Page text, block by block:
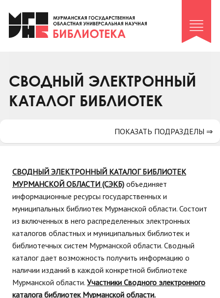
Клуб «Гиря и сельдерей»
Клуб «Семейный архив»
Коллегам
Контакты
СВОДНЫЙ ЭЛЕКТРОННЫЙ
КАТАЛОГ БИБЛИОТЕК
СВОДНЫЙ ЭЛЕКТРОННЫЙ КАТАЛОГ БИБЛИОТЕК
МУРМАНСКОЙ ОБЛАСТИ (СЭКБ) объединяет
информационные ресурсы государственных и
муниципальных библиотек Мурманской области. Состоит
из включенных в него распределенных электронных
каталогов областных и муниципальных библиотек и
библиотечных систем Мурманской области. Сводный
каталог дает возможность получить информацию о
наличии изданий в каждой конкретной библиотеке
Мурманской области. Участники Сводного электронного
каталога библиотек Мурманской области.
ПОКАЗАТЬ ПОДРАЗДЕЛЫ ⇒